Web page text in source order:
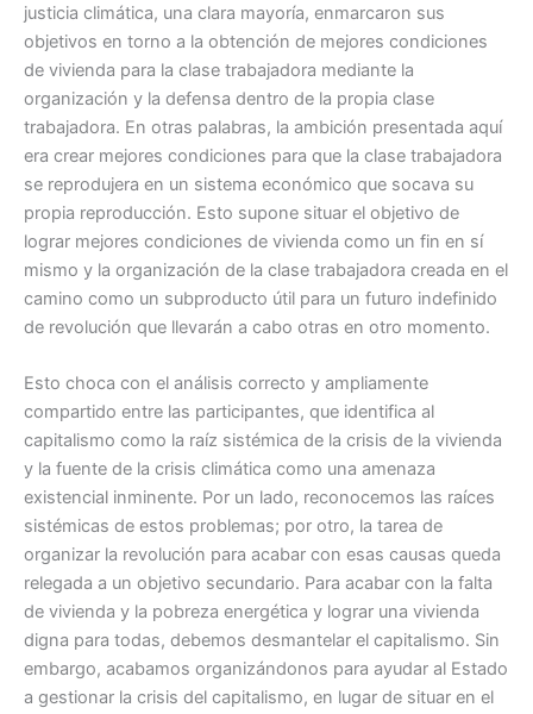
justicia climática, una clara mayoría, enmarcaron sus
objetivos en torno a la obtención de mejores condiciones
de vivienda para la clase trabajadora mediante la
organización y la defensa dentro de la propia clase
trabajadora. En otras palabras, la ambición presentada aquí
era crear mejores condiciones para que la clase trabajadora
se reprodujera en un sistema económico que socava su
propia reproducción. Esto supone situar el objetivo de
lograr mejores condiciones de vivienda como un fin en sí
mismo y la organización de la clase trabajadora creada en el
camino como un subproducto útil para un futuro indefinido
de revolución que llevarán a cabo otras en otro momento.
Esto choca con el análisis correcto y ampliamente
compartido entre las participantes, que identifica al
capitalismo como la raíz sistémica de la crisis de la vivienda
y la fuente de la crisis climática como una amenaza
existencial inminente. Por un lado, reconocemos las raíces
sistémicas de estos problemas; por otro, la tarea de
organizar la revolución para acabar con esas causas queda
relegada a un objetivo secundario. Para acabar con la falta
de vivienda y la pobreza energética y lograr una vivienda
digna para todas, debemos desmantelar el capitalismo. Sin
embargo, acabamos organizándonos para ayudar al Estado
a gestionar la crisis del capitalismo, en lugar de situar en el